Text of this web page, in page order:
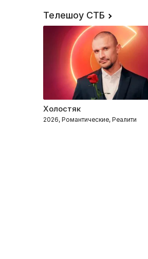
Телешоу СТБ
Холостяк
2026, Романтические, Реалити